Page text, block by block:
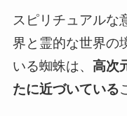
スピリチュアルな
界と霊的な世界の
いる蜘蛛は、 高次
たに近づいている